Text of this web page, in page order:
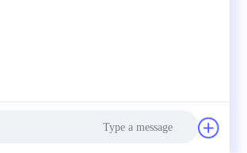
إرسال استفسارك مباشرة لنا